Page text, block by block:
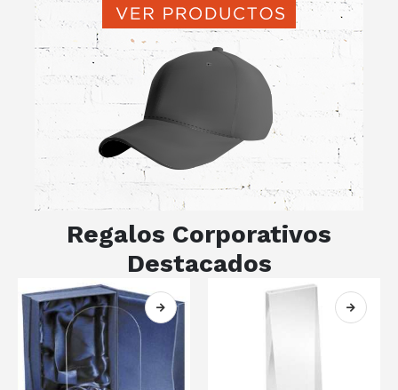
Regalos Corporativos
Destacados